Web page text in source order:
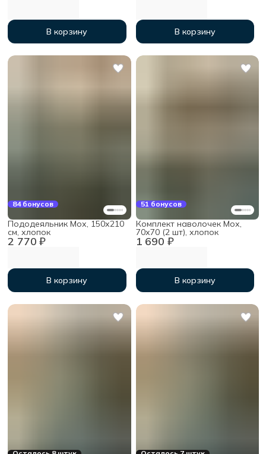
В корзину В корзину
84 бонусов
2 770 ₽
Пододеяльник Мох, 150х210
см, хлопок
В корзину
51 бонусов
1 690 ₽
Комплект наволочек Мох,
70х70 (2 шт), хлопок
В корзину